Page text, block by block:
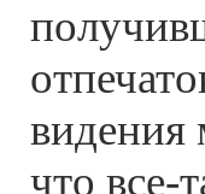
видения
что все-